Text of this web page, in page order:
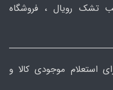
تشک رویال ، فروشگاه
استعلام موجودی کالا و